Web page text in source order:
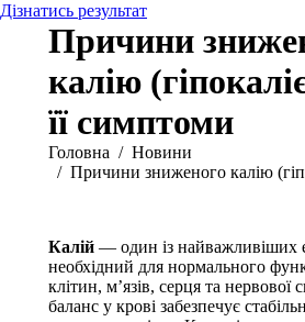
Дізнатись результат
Причини
калію
її симптоми
You are here:
Головна
Новини
Причини зниженого калію
Калій — один із найважливіших
необхідний для нормального
клітин, м’язів, серця та нервової
баланс у крові забезпечує